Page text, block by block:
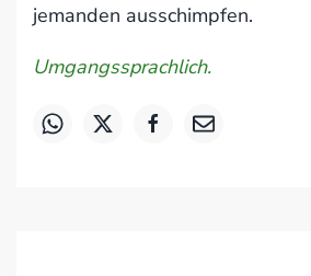
jemanden ausschimpfen.
Umgangssprachlich.